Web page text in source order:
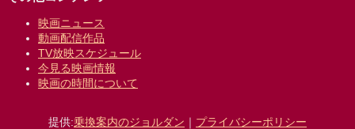
映画ニュース
動画配信作品
TV放映スケジュール
今見る映画情報
映画の時間について
提供:乗換案内のジョルダン ｜ プライバシーポリシー